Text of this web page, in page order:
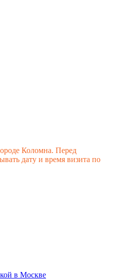
Коломна. Перед
дату и время визита по
в Москве